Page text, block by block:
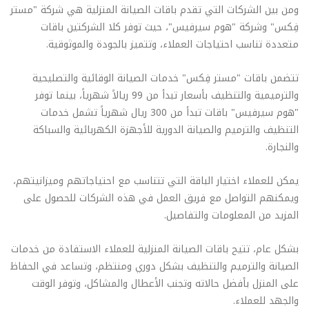
ومن بين الشركات التي تقدم باقات الصيانة المنزلية هي شركة "مستر
فِكس" وشركة "هوم سيرفيس"، حيث توفر كلا الشركتين باقات
متعددة تناسب احتياجات العملاء، وتتميز بالجودة والموثوقية.
تتضمن باقات "مستر فِكس" خدمات الصيانة الوقائية والتصليحية
والترميمية والتنظيف بأسعار تبدأ من 99 ريالاً شهرياً، بينما توفر
"هوم سيرفيس" باقات تبدأ من 300 ريال شهرياً تشمل خدمات
التنظيف والترميم والصيانة الدورية للأجهزة الكهربائية والسباكة
والنجارة.
يمكن للعملاء اختيار الباقة التي تتناسب مع احتياجاتهم وميزانيتهم،
ويمكنهم التواصل مع فريق العمل في هذه الشركات للحصول على
المزيد من المعلومات والتفاصيل.
بشكل عام، تتيح باقات الصيانة المنزلية للعملاء الاستفادة من خدمات
الصيانة والترميم والتنظيف بشكل دوري ومنتظم، وتساعد في الحفاظ
على المنزل بأفضل حالاته وتجنب الأعطال والمشاكل، وتوفر الوقت
والجهد للعملاء.